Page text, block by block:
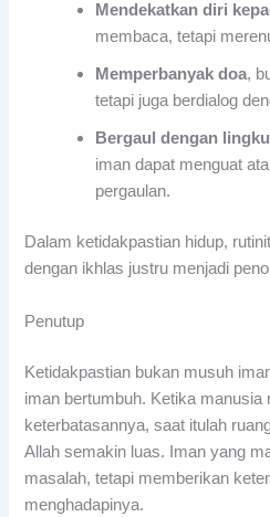
Mendekatkan diri
membaca, tetapi
Memperbanyak doa,
tetapi juga berdialog
Bergaul dengan
iman dapat menguat
pergaulan.
Dalam ketidakpastian hidup,
dengan ikhlas justru menjadi
Penutup
Ketidakpastian bukan musuh
iman bertumbuh. Ketika manusia
keterbatasannya, saat itulah
Allah semakin luas. Iman yang
masalah, tetapi memberikan
menghadapinya.